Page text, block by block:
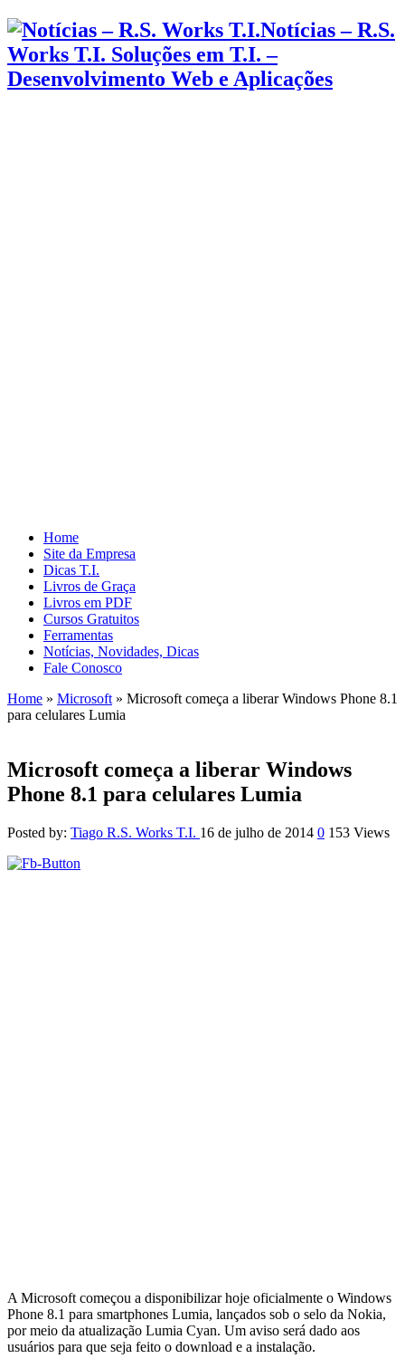
Notícias – R.S.
Works T.I. Soluções em T.I. –
Desenvolvimento Web e Aplicações
Home
Site da Empresa
Dicas T.I.
Livros de Graça
Livros em PDF
Cursos Gratuitos
Ferramentas
Notícias, Novidades, Dicas
Fale Conosco
Home » Microsoft » Microsoft começa a liberar Windows Phone 8.1
para celulares Lumia
Microsoft começa a liberar Windows
Phone 8.1 para celulares Lumia
Posted by: Tiago R.S. Works T.I. 16 de julho de 2014 0 153 Views
A Microsoft começou a disponibilizar hoje oficialmente o Windows
Phone 8.1 para smartphones Lumia, lançados sob o selo da Nokia,
por meio da atualização Lumia Cyan. Um aviso será dado aos
usuários para que seja feito o download e a instalação.